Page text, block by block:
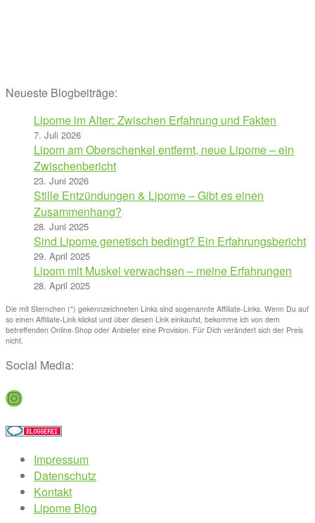
Neueste Blogbeiträge:
Lipome im Alter: Zwischen Erfahrung und Fakten
7. Juli 2026
Lipom am Oberschenkel entfernt, neue Lipome – ein
Zwischenbericht
23. Juni 2026
Stille Entzündungen & Lipome – Gibt es einen
Zusammenhang?
28. Juni 2025
Sind Lipome genetisch bedingt? Ein Erfahrungsbericht
29. April 2025
Lipom mit Muskel verwachsen – meine Erfahrungen
28. April 2025
Die mit Sternchen (*) gekennzeichneten Links sind sogenannte Affiliate-Links. Wenn Du auf
so einen Affiliate-Link klickst und über diesen Link einkaufst, bekomme ich von dem
betreffenden Online-Shop oder Anbieter eine Provision. Für Dich verändert sich der Preis
nicht.
Social Media:
Instagram
Impressum
Datenschutz
Kontakt
Lipome Blog